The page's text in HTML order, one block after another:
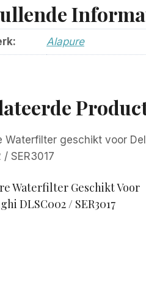
Alapure
Waterfilter Geschikt Voor
DLSC002 / SER3017